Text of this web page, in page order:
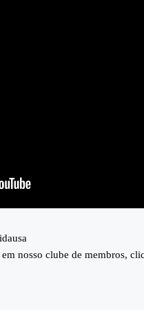
nosso clube de membros,